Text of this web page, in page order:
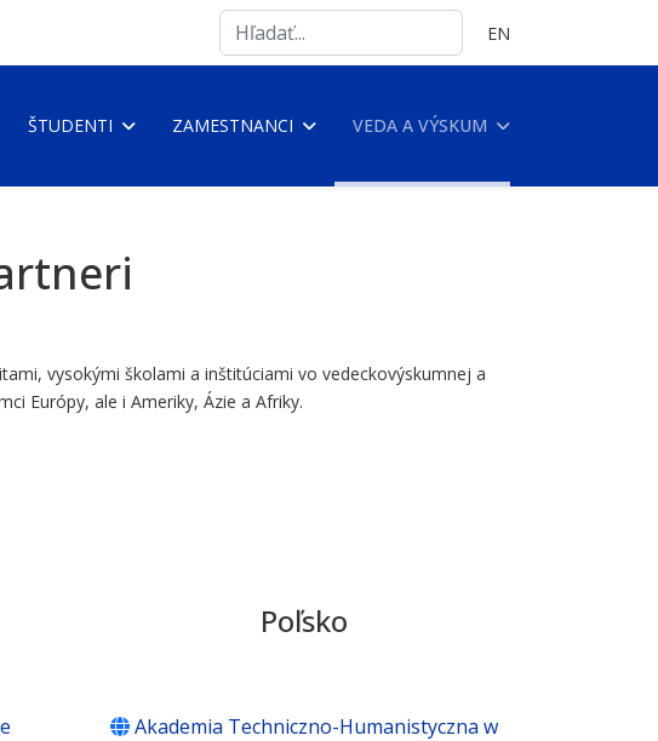
Search
...
Vyberte váš jazyk
EN
ŠTUDENTI ZAMESTNANCI VEDA A VÝSKUM
vysokými školami a inštitúciami vo vedeckovýskumnej a
Európy, ale i Ameriky, Ázie a Afriky.
Poľsko
Akademia Techniczno-Humanistyczna w